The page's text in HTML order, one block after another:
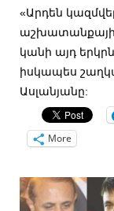
«Արդեն
կանի այդ
իսկապես
Ասլանյանը:
More